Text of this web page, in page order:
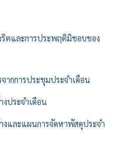
ริตและการประพฤติมิชอบของ
ากการประชุมประจำเดือน
ประจำเดือน
งและแผนการจัดหาพัสดุประจำ